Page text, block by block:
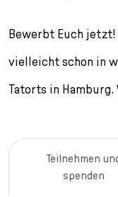
Bewerbt Euch
vielleicht schon in
Tatorts in Hamburg.
Teilnehmen
spenden